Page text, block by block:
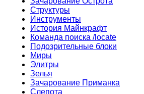
Структуры
Инструменты
История Майнкрафт
Команда поиска /locate
Подозрительные блоки
Миры
Элитры
Зелья
Зачарование Приманка
Слепота